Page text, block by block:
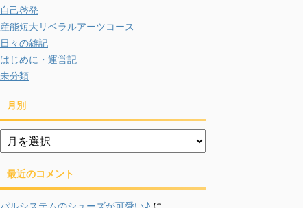
自己啓発
産能短大リベラルアーツコース
日々の雑記
はじめに・運営記
未分類
月別
月
別
最近のコメント
パルシステムのシューズが可愛い♪ に